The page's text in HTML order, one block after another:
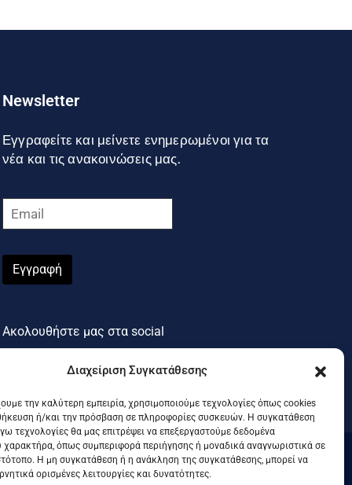
Διαχείριση Συγκατάθεσης
την καλύτερη εμπειρία, χρησιμοποιούμε τεχνολογίες όπως cookies
ή/και την πρόσβαση σε πληροφορίες συσκευών. Η συγκατάθεση
τεχνολογίες θα μας επιτρέψει να επεξεργαστούμε δεδομένα
όπως συμπεριφορά περιήγησης ή μοναδικά αναγνωριστικά σε
Η μη συγκατάθεση ή η ανάκληση της συγκατάθεσης, μπορεί να
ορισμένες λειτουργίες και δυνατότητες.
Newsletter
Εγγραφείτε και μείνετε ενημερωμένοι για τα
νέα και τις ανακοινώσεις μας.
Εγγραφή
Ακολουθήστε μας στα social